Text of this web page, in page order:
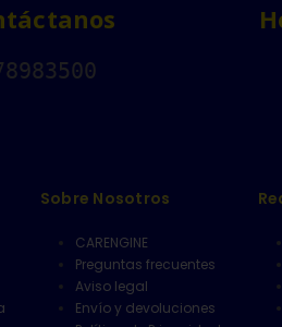
Sobre Nosotros
CARENGINE
Preguntas frecuentes
Aviso legal
Envío y devoluciones